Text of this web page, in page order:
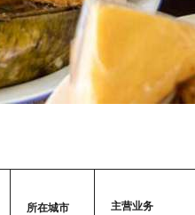
所在城市 主营业务